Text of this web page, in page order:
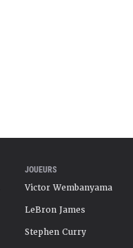
JOUEURS
Victor Wembanyama
LeBron James
Stephen Curry